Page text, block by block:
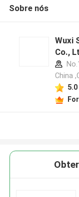
Sobre nós
Wuxi
Co.,
China
5.0